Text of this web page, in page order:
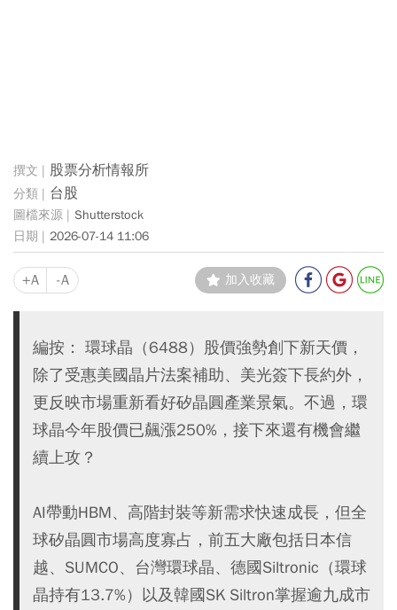
股票分析情報所
台股
Shutterstock
2026-07-14 11:06
+A -A 加入收藏
編按： 環球晶（6488）股價強勢創下新天價，
除了受惠美國晶片法案補助、美光簽下長約外，
更反映市場重新看好矽晶圓產業景氣。不過，環
球晶今年股價已飆漲250%，接下來還有機會繼
續上攻？
AI帶動HBM、高階封裝等新需求快速成長，但全
球矽晶圓市場高度寡占，前五大廠包括日本信
越、SUMCO、台灣環球晶、德國Siltronic（環球
晶持有13.7%）以及韓國SK Siltron掌握逾九成市